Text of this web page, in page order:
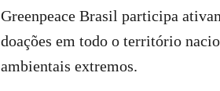
Greenpeace Brasil participa
doações em todo o território
ambientais extremos.